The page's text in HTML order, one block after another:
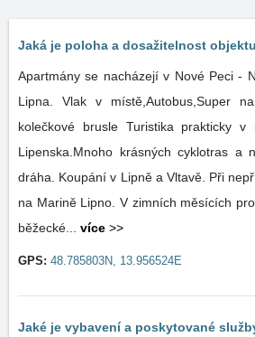
Jaká je poloha a dosažitelnost
Apartmány se nacházejí v Nové Peci -
Lipna. Vlak v místě,Autobus,Super
kolečkové brusle Turistika prakticky
Lipenska.Mnoho krásných cyklotras a
dráha. Koupání v Lipně a Vltavě. Při
na Marině Lipno. V zimních měsících
běžecké... více >>
GPS: 48.785803N, 13.956524E
Jaké je vybavení a poskytované